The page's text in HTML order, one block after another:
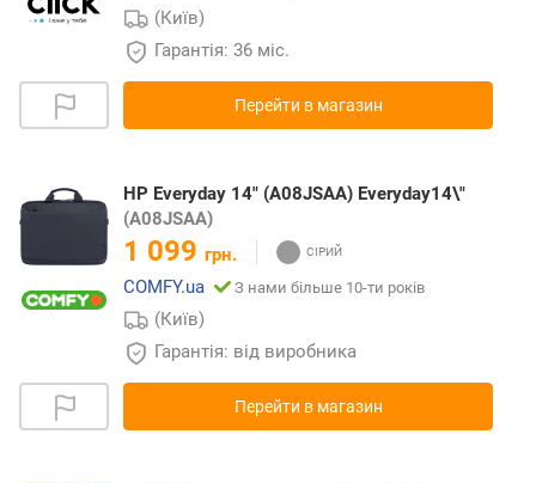
(Київ)
Гарантія: 36 міс.
Перейти в магазин
HP Everyday 14" (A08JSAA) Everyday14\"
(A08JSAA)
1 099 грн.
COMFY.ua
З нами більше 10-ти років
(Київ)
Гарантія: від виробника
Перейти в магазин